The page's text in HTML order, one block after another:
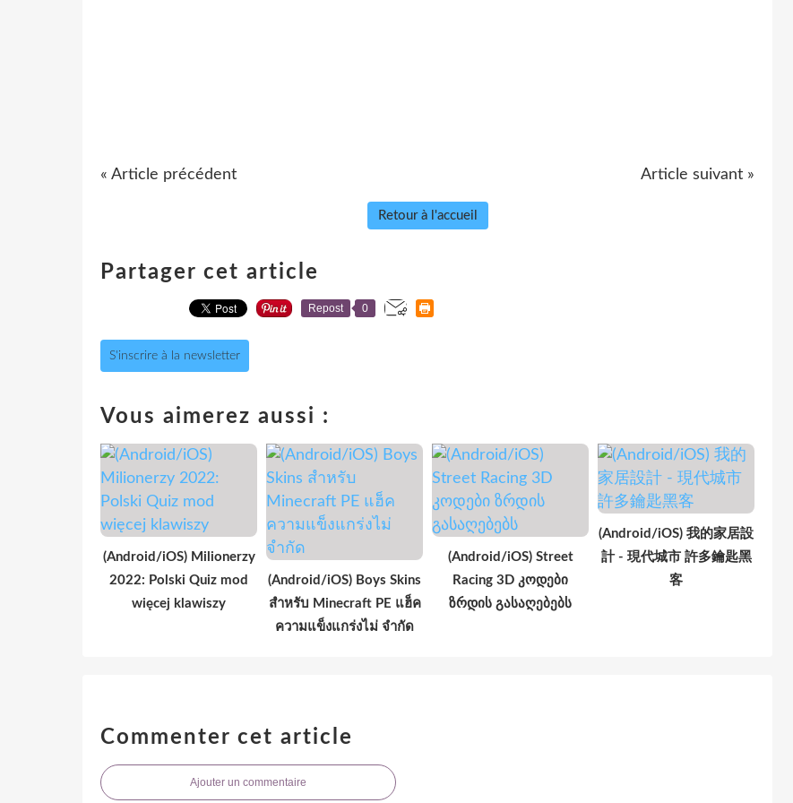
« Article précédent Article suivant »
Retour à l'accueil
Partager cet article
Repost 0
S'inscrire à la newsletter
Vous aimerez aussi :
(Android/iOS) Milionerzy
2022: Polski Quiz mod
więcej klawiszy
(Android/iOS) Boys Skins
สำหรับ Minecraft PE แฮ็ค
ความแข็งแกร่งไม่ จำกัด
(Android/iOS) Street
Racing 3D კოდები
ზრდის გასაღებებს
(Android/iOS) 我的家居設
計 - 現代城市 許多鑰匙黑
客
Commenter cet article
Ajouter un commentaire